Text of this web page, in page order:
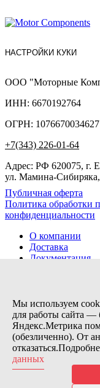
НАСТРОЙКИ КУКИ
ООО "Моторные
ИНН: 6670192764
ОГРН: 1076670034627
+7(343) 226-01-64
Адрес: РФ 620075, г.
ул. Мамина-
Публичная оферта
Политика обработки
конфиденциальности
О компании
Доставка
Документация
Контакты
Заказов сегодня /
11173
Нас можно найти тут:
© 2026 Motor
Мы используем
для работы сайта —
Яндекс.Метрика
(обезличенно). От
данных